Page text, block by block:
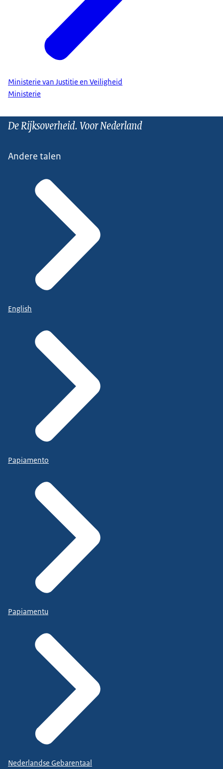
Ministerie van Justitie en Veiligheid
Ministerie
De Rijksoverheid. Voor Nederland
Andere talen
English
Papiamento
Papiamentu
Nederlandse Gebarentaal